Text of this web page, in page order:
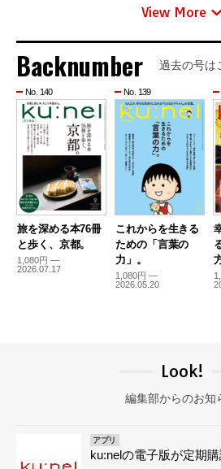
View More
Backnumber 過去の号は
No. 140
旅を深める本76冊
と歩く、京都。
1,080円 —
2026.07.17
No. 139
これからを生きる
ための「言葉の
力」。
1,080円 —
2026.05.20
Look!
編集部からのお知
アプリ
ku:nelの電子版が定期